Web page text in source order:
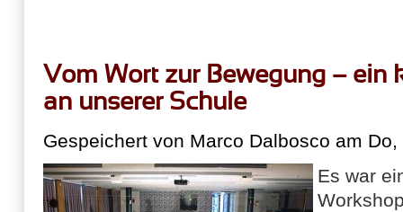
Vom Wort zur Bewegung – ein
an unserer Schule
Gespeichert von Marco Dalbosco am
Es war